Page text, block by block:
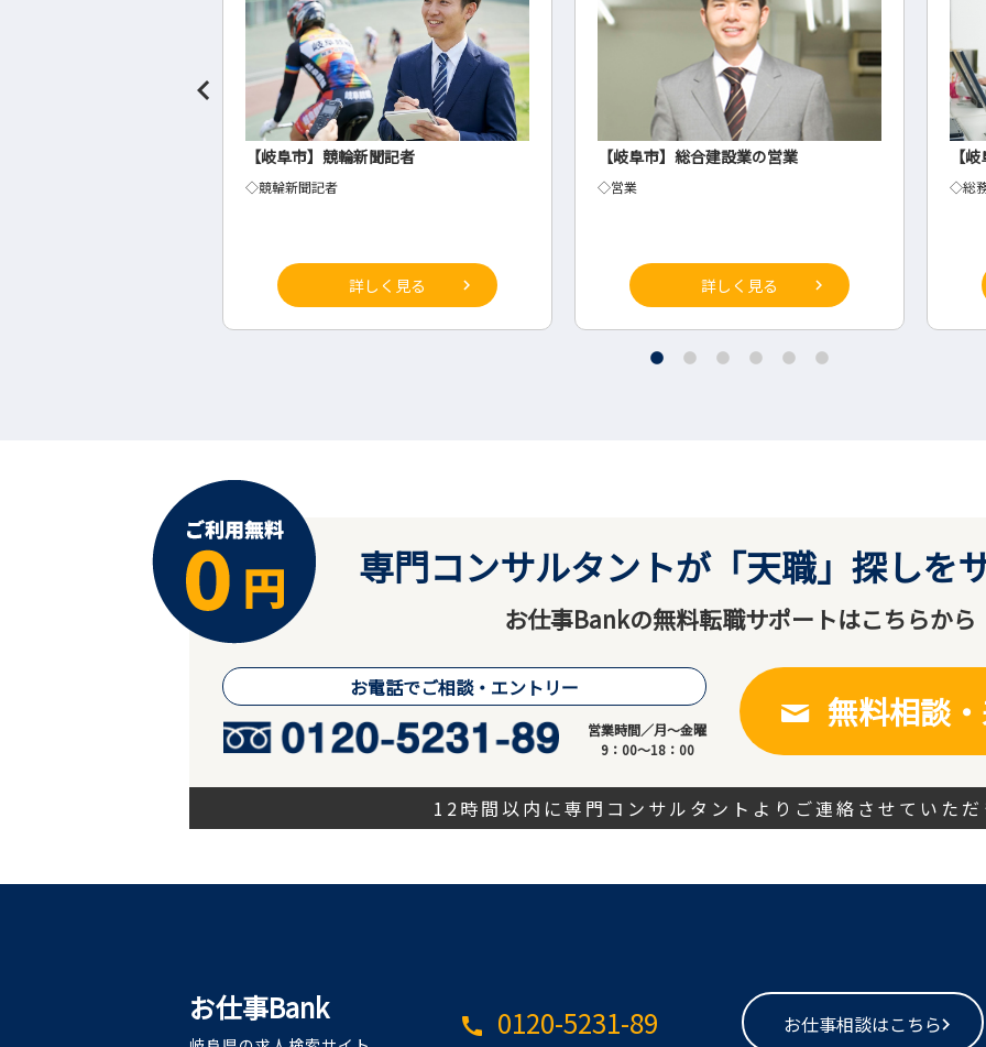
【岐阜市】競輪新聞記者
◇競輪新聞記者
詳しく見る
【岐阜市】総合建設業の営業
◇営業
詳しく見る
【
◇総
専門コンサルタントが「天職」探しを
お仕事Bankの無料転職サポートはこちらから
お電話でご相談・エントリー
営業時間／月～金曜
9：00～18：00
無料相談
12時間以内に専門コンサルタントよりご連絡させていた
お仕事Bank
call 0120-5231-89 お仕事相談はこちら